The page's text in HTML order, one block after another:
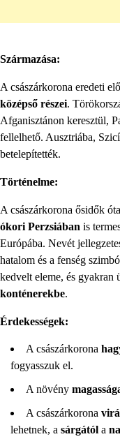
Származása:
A császárkorona eredeti
középső részei.
Afganisztánon keresztül,
fellelhető. Ausztriába,
betelepítették.
Történelme:
A császárkorona ősidők
ókori Perzsiában is
Európába. Nevét
hatalom és a fenség
kedvelt eleme, és gyakran
konténerekbe.
Érdekességek:
A császárkorona
fogyasszuk el.
A növény
A császárkorona
lehetnek, a sárgától a